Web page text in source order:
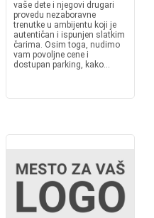
vaše dete i njegovi drugari
provedu nezaboravne
trenutke u ambijentu koji je
autentičan i ispunjen slatkim
čarima. Osim toga, nudimo
vam povoljne cene i
dostupan parking, kako...